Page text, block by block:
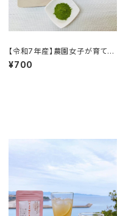
【令和7年産】農園女子が育てた
桑茶パウダー(10g) ※徳用サ
イズもあります 手軽にヘルシ
¥700